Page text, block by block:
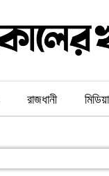
রাজধানী মিডিয়া